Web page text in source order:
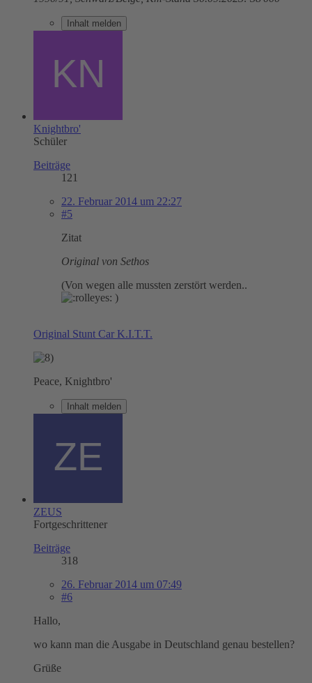
Inhalt melden
Knightbro'
Schüler
Beiträge
121
22. Februar 2014 um 22:27
#5
Zitat
Original von Sethos
(Von wegen alle mussten zerstört werden..
)
Original Stunt Car K.I.T.T.
Peace, Knightbro'
Inhalt melden
ZEUS
Fortgeschrittener
Beiträge
318
26. Februar 2014 um 07:49
#6
Hallo,
wo kann man die Ausgabe in Deutschland genau bestellen?
Grüße